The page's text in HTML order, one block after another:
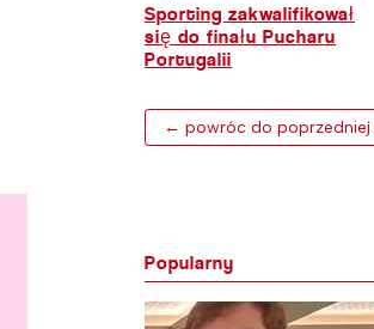
Sporting zakwalifikował
się do finału Pucharu
Portugalii
← powróc do poprzedniej
Popularny